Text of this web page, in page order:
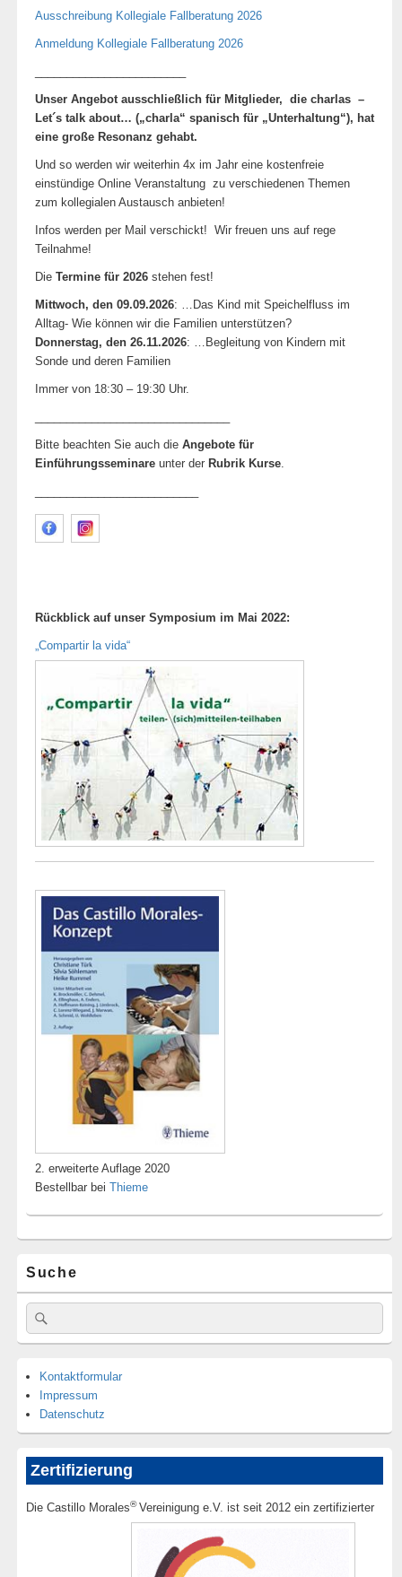
Ausschreibung Kollegiale Fallberatung 2026
Anmeldung Kollegiale Fallberatung 2026
Unser Angebot ausschließlich für Mitglieder, die charlas –
Let´s talk about… („charla“ spanisch für „Unterhaltung“), hat
eine große Resonanz gehabt.
Und so werden wir weiterhin 4x im Jahr eine kostenfreie
einstündige Online Veranstaltung zu verschiedenen Themen
zum kollegialen Austausch anbieten!
Infos werden per Mail verschickt! Wir freuen uns auf rege
Teilnahme!
DieTermine für 2026 stehen fest!
Mittwoch, den 09.09.2026: …Das Kind mit Speichelfluss im
Alltag- Wie können wir die Familien unterstützen?
Donnerstag, den 26.11.2026: …Begleitung von Kindern mit
Sonde und deren Familien
Immer von 18:30 – 19:30 Uhr.
Bitte beachten Sie auch dieAngebote für
Einführungsseminare unter der Rubrik Kurse.
Rückblick auf unser Symposium im Mai 2022:
„Compartir la vida“
2. erweiterte Auflage 2020
Bestellbar beiThieme
Suche
Suche
nach:
Kontaktformular
Impressum
Datenschutz
Zertifizierung
Die Castillo Morales®Vereinigung e.V. ist seit 2012 ein zertifizierter